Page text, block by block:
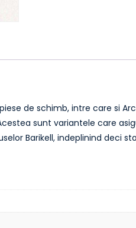
de schimb, intre care si
sunt variantele care
Barikell, indeplinind deci